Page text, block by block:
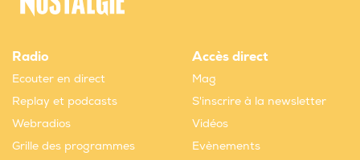
Radio
Ecouter en direct
Replay et podcasts
Webradios
Grille des programmes
Accès direct
Mag
S'inscrire à la newsletter
Vidéos
Evènements